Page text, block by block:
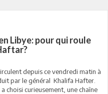
Libye: pour qui roule
depuis ce vendredi matin à
par le général Khalifa Hafter.
choisi curieusement, une chaîne